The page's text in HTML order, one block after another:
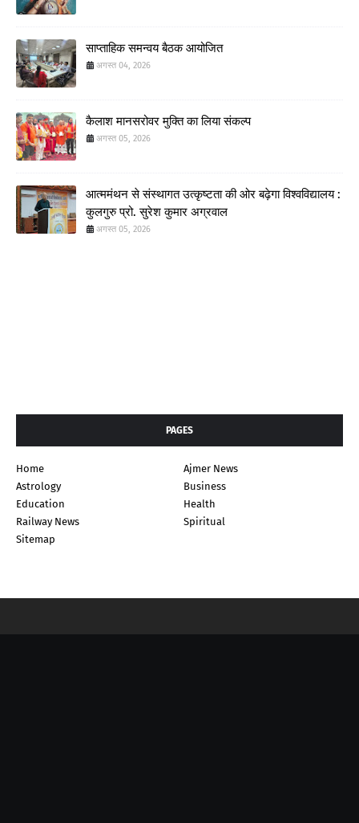
साप्ताहिक समन्वय बैठक आयोजित
अगस्त 04, 2026
कैलाश मानसरोवर मुक्ति का लिया संकल्प
अगस्त 05, 2026
आत्ममंथन से संस्थागत उत्कृष्टता की ओर बढ़ेगा विश्वविद्यालय :
कुलगुरु प्रो. सुरेश कुमार अग्रवाल
अगस्त 05, 2026
PAGES
Home
Ajmer News
Astrology
Business
Education
Health
Railway News
Spiritual
Sitemap